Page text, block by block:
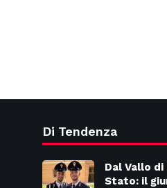
Di Tendenza
Dal Vallo
Stato: il